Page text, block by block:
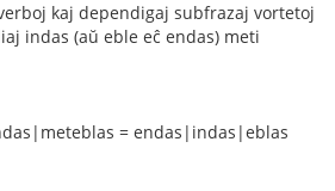
kaj dependigaj subfrazaj vortetoj
indas (aŭ eble eĉ endas) meti
= endas|indas|eblas